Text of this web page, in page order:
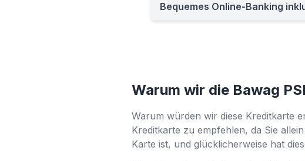
Bequemes Online-Banking
Warum wir die Bawag
Warum würden wir diese Kreditkarte
Kreditkarte zu empfehlen, da Sie
Karte ist, und glücklicherweise hat